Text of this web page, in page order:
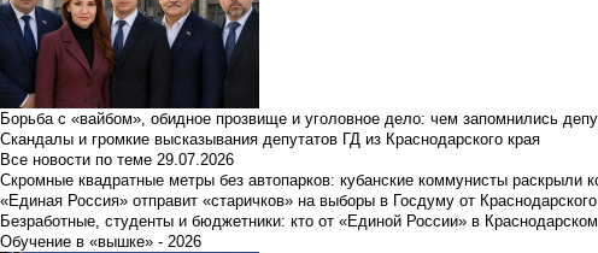
Борьба с «вайбом», обидное прозвище и уголовное дело: чем запомнились
Скандалы и громкие высказывания депутатов ГД из Краснодарского края
Все новости по теме 29.07.2026
Скромные квадратные метры без автопарков: кубанские коммунисты раскрыли
«Единая Россия» отправит «старичков» на выборы в Госдуму от
Безработные, студенты и бюджетники: кто от «Единой России» в
Обучение в «вышке» - 2026